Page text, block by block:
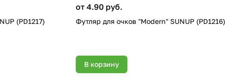
(PD1217)
от 4.90 руб.
Футляр для очков "Modern" SUNUP (PD1216)
В корзину